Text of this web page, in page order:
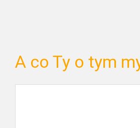
A co Ty o tym